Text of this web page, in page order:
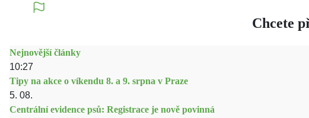
Chcete
Nejnovější články
10:27
Tipy na akce o víkendu 8. a 9. srpna v Praze
5. 08.
Centrální evidence psů: Registrace je nově povinná